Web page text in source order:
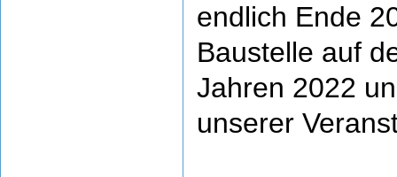
endlich Ende
Baustelle auf
Jahren 2022
unserer